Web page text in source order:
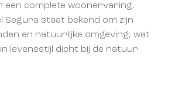
complete woonervaring.
Segura staat bekend om zijn
en natuurlijke omgeving, wat
levensstijl dicht bij de natuur